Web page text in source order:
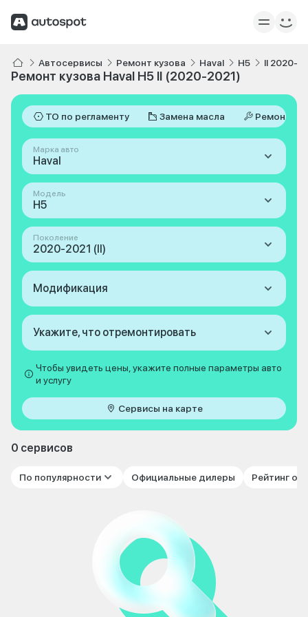
Автосервисы Ремонт кузова Haval H5 II 2020-
Ремонт кузова Haval H5 II (2020-2021)
ТО по регламенту Замена масла Ремонт
Марка авто
Haval
Модель
H5
Поколение
2020-2021 (II)
Модификация
Укажите, что отремонтировать
Чтобы увидеть цены, укажите полные параметры авто
и услугу
Сервисы на карте
0 сервисов
По популярности Официальные дилеры Рейтинг